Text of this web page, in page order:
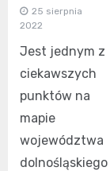
25 sierpnia
2022
Jest jednym z
ciekawszych
punktów na
mapie
województwa
dolnośląskiego